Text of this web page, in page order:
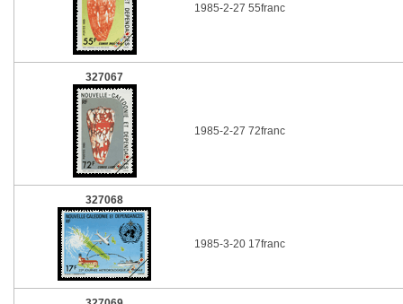
1985-2-27 55franc
327067
1985-2-27 72franc
327068
1985-3-20 17franc